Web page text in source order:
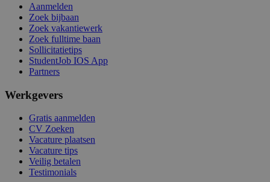
Aanmelden
Zoek bijbaan
Zoek vakantiewerk
Zoek fulltime baan
Sollicitatietips
StudentJob IOS App
Partners
Werkgevers
Gratis aanmelden
CV Zoeken
Vacature plaatsen
Vacature tips
Veilig betalen
Testimonials